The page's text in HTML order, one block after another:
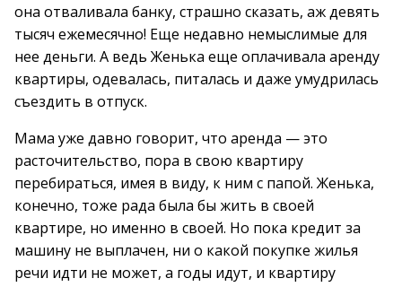
она отваливала банку, страшно сказать, аж девять
тысяч ежемесячно! Еще недавно немыслимые для
нее деньги. А ведь Женька еще оплачивала аренду
квартиры, одевалась, питалась и даже умудрилась
съездить в отпуск.
Мама уже давно говорит, что аренда — это
расточительство, пора в свою квартиру
перебираться, имея в виду, к ним с папой. Женька,
конечно, тоже рада была бы жить в своей
квартире, но именно в своей. Но пока кредит за
машину не выплачен, ни о какой покупке жилья
речи идти не может, а годы идут, и квартиру